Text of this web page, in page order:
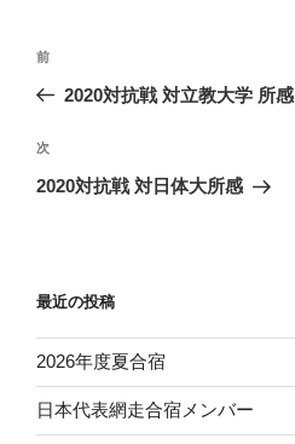
投
ビ
ゲ
ン
前
の
稿
前
2020対抗戦 対立教大学 所感
次
の
次
2020対抗戦 対日体大所感
最近の投稿
2026年度夏合宿
日本代表網走合宿メンバー